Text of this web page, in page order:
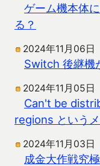
ゲーム機本体
る？
2024年11月06日
Switch 後継機
2024年11月05日
Can't be
regions という
2024年11月03日
成金大作戦究